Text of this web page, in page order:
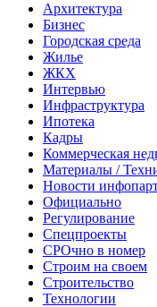
Архитектура
Бизнес
Городская среда
Жилье
ЖКХ
Интервью
Инфраструктура
Ипотека
Кадры
Коммерческая
Материалы /
Новости
Официально
Регулирование
Спецпроекты
СРОчно в номер
Строим на своем
Строительство
Технологии